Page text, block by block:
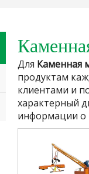
Для Каменная
продуктам
клиентами и
характерный
информации о